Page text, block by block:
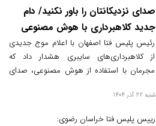
صدای نزدیکانتان را باور نکنید/ دام
جدید کلاهبرداری با هوش مصنوعی
رئیس پلیس فتا اصفهان با اعلام موج جدیدی
از کلاهبرداری‌های سایبری هشدار داد که
مجرمان با استفاده از هوش مصنوعی، صدای
فریب کاربران و اخاذی تولید می‌کنند.
شنبه 22 آذر 1404
رییس پلیس فتا خراسان رضوی: